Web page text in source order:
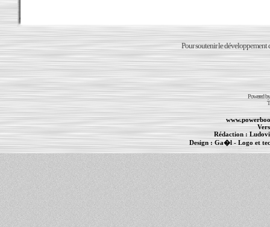
Pour soutenir le développement
Powered
Rédaction :
Design : Ga�l- Logo et